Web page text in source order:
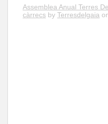
Assemblea Anual Terres
càrrecs by Terresdelgaia